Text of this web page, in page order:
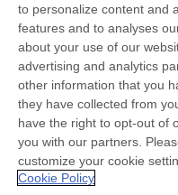
Nitto ATP Finals
最新消息
常見問答集
to personalize content and
features and to analyses
about your use of our
advertising and analytics
other information that you
they have collected from
have the right to opt-out of
you with our partners.
customize your cookie
Cookie Policy